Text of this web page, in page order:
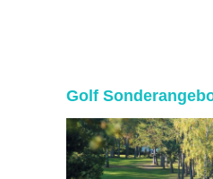
Golf